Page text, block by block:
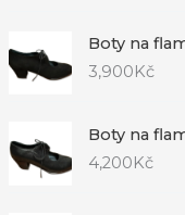
Boty na
3,900Kč
Boty na
4,200Kč